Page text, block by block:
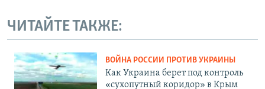
ЧИТАЙТЕ ТАКЖЕ:
ВОЙНА РОССИИ ПРОТИВ УКРАИНЫ
Как Украина берет под контроль
«сухопутный коридор» в Крым